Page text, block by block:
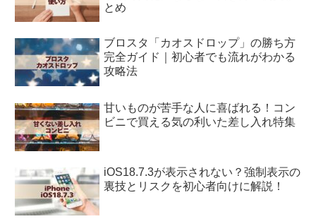
とめ
ブロスタ「カオスドロップ」の勝ち方
完全ガイド｜初心者でも流れがわかる
攻略法
甘いものが苦手な人に喜ばれる！コン
ビニで買える気の利いた差し入れ特集
iOS18.7.3が表示されない？強制表示の
裏技とリスクを初心者向けに解説！